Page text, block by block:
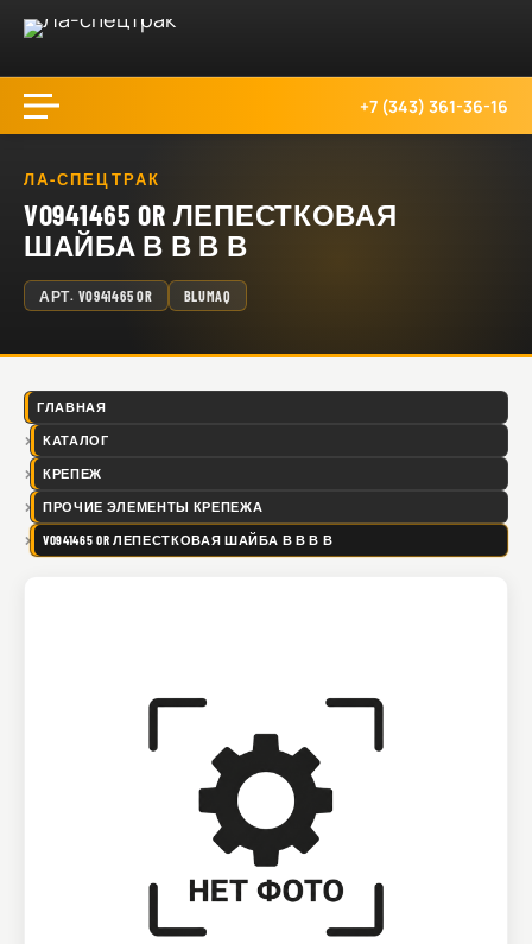
+7 (343) 361-36-16
ЛА-СПЕЦТРАК
VO941465 OR ЛЕПЕСТКОВАЯ
ШАЙБА В В В В
АРТ. VO941465 OR BLUMAQ
ГЛАВНАЯ
КАТАЛОГ
КРЕПЕЖ
ПРОЧИЕ ЭЛЕМЕНТЫ КРЕПЕЖА
VO941465 OR ЛЕПЕСТКОВАЯ ШАЙБА В В В В